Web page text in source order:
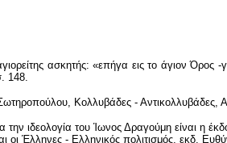
ασκητής: «επήγα εις το άγιον
148.
Κολλυβάδες - Αντικολλυβάδες,
την ιδεολογία του Ίωνος Δραγούμη είναι η
οι Έλληνες - Ελληνικός πολιτισμός, εκδ.